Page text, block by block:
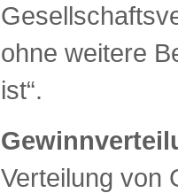
ohne weitere
ist“.
Verteilung von